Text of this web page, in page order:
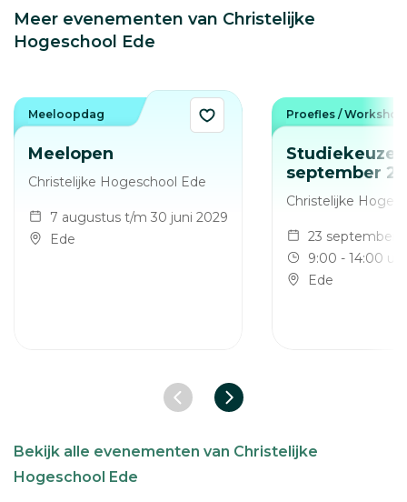
Meer evenementen van Christelijke
Hogeschool Ede
Meelopen
Christelijke Hogeschool Ede
7 augustus t/m 30 juni 2029
Ede
Meeloopdag
september
Christelijke
23 september
9:00 - 14:00 uur
Ede
Proefles / Workshop
Bekijk alle evenementen van Christelijke
Hogeschool Ede
Vorige slideVolgende slide